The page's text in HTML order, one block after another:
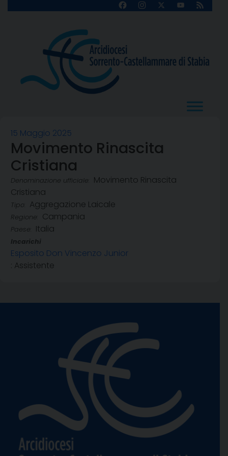
FacebookInstagram
X
YouTube
Feed
15 Maggio 2025
Movimento Rinascita
Cristiana
Denominazione ufficiale:
Movimento Rinascita
Cristiana
Tipo: Aggregazione Laicale
Regione: Campania
Paese: Italia
Incarichi
Esposito Don Vincenzo Junior
: Assistente